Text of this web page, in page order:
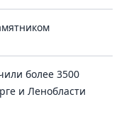
более 3500
и Ленобласти